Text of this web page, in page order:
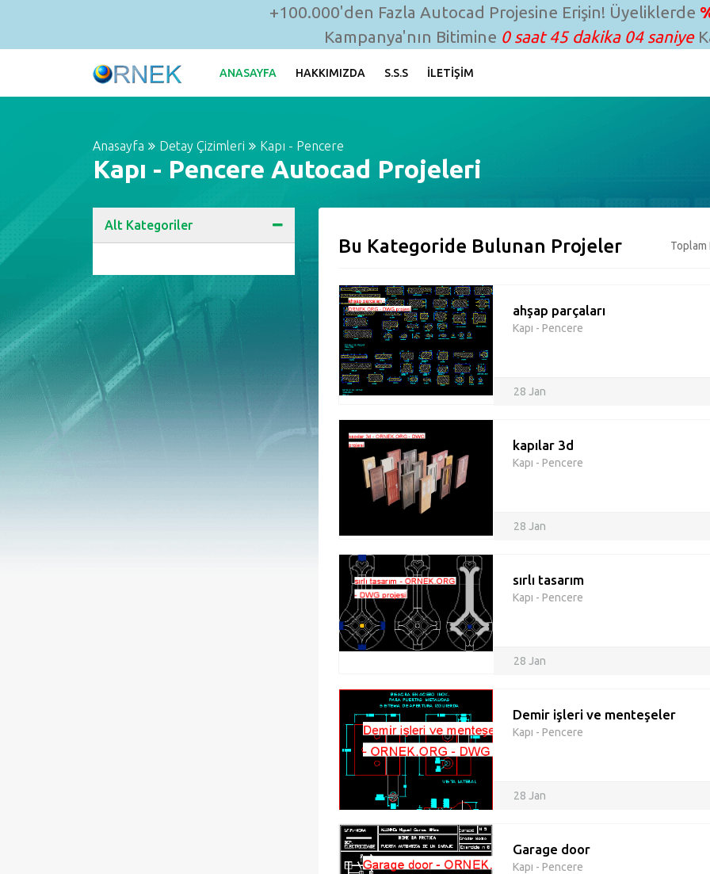
+100.000'den Fazla Autocad Projesine Erişin! Üyeliklerde
Kampanya'nın Bitimine 0 saat 45 dakika 03 saniye
ANASAYFA HAKKIMIZDA S.S.S İLETIŞIM
Anasayfa Detay Çizimleri Kapı - Pencere
Kapı - Pencere Autocad Projeleri
Alt Kategoriler
Bu Kategoride Bulunan Projeler Toplam
ahşap parçaları
Kapı - Pencere
28 Jan
kapılar 3d
Kapı - Pencere
28 Jan
sırlı tasarım
Kapı - Pencere
28 Jan
Demir işleri ve menteşeler
Kapı - Pencere
28 Jan
Garage door
Kapı - Pencere